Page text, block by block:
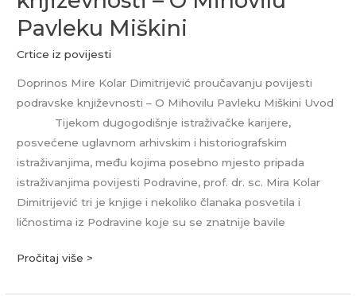
Pavleku Miškini
Crtice iz povijesti
Doprinos Mire Kolar Dimitrijević proučavanju povijesti
podravske književnosti – O Mihovilu Pavleku Miškini Uvod
Tijekom dugogodišnje istraživačke karijere,
posvećene uglavnom arhivskim i historiografskim
istraživanjima, među kojima posebno mjesto pripada
istraživanjima povijesti Podravine, prof. dr. sc. Mira Kolar
Dimitrijević tri je knjige i nekoliko članaka posvetila i
ličnostima iz Podravine koje su se znatnije bavile
povijesti
podravske
književnosti
O
Mihovilu
Pavleku
Miškini
Pročitaj više >